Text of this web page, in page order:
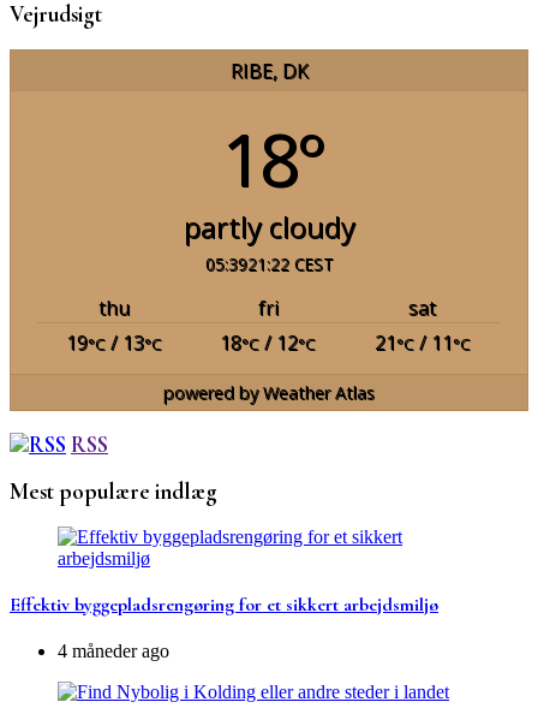
Vejrudsigt
RIBE, DK
18°
partly cloudy
05:3921:22 CEST
thu fri
sat
19°C / 13°C 18°C / 12°C 21°C/ 11°C
powered byWeather Atlas
RSS
Mest populære indlæg
Effektiv byggepladsrengøring for et sikkert arbejdsmiljø
4 måneder ago